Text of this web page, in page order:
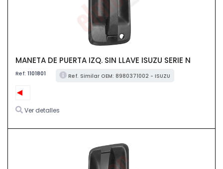
MANETA DE PUERTA IZQ. SIN LLAVE ISUZU SERIE N
Ref: 1101801 Ref. Similar OEM: 8980371002 - ISUZU
Ver detalles